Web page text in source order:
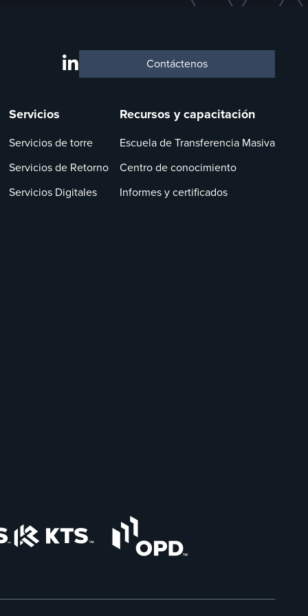
Contáctenos
Servicios
Servicios de torre
Servicios de Retorno
Servicios Digitales
Recursos y capacitación
Escuela de Transferencia Masiva
Centro de conocimiento
Informes y certificados